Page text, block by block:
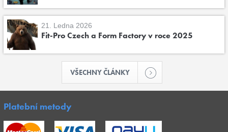
21. Ledna 2026
Fit-Pro Czech a Form Factory v roce 2025
VŠECHNY ČLÁNKY
Platební metody